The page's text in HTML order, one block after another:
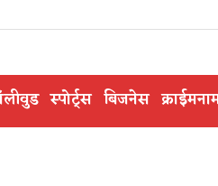
स्पोर्ट्स बिजनेस